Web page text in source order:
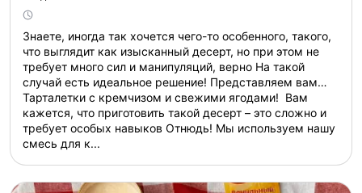
Знаете, иногда так хочется чего-то особенного, такого,
что выглядит как изысканный десерт, но при этом не
требует много сил и манипуляций, верно На такой
случай есть идеальное решение! Представляем вам…
Тарталетки с кремчизом и свежими ягодами! Вам
кажется, что приготовить такой десерт – это сложно и
требует особых навыков Отнюдь! Мы используем нашу
смесь для к...